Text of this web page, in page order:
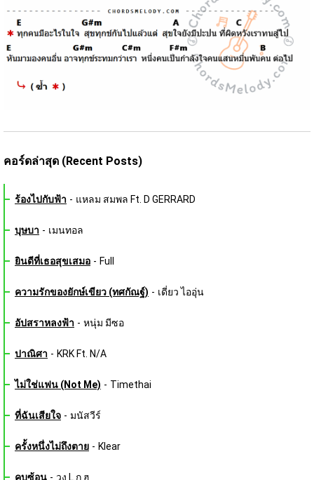
คอร์ดล่าสุด (Recent Posts)
ร้องไปกับฟ้า - แหลม สมพล Ft. D GERRARD
บุษบา - เมนทอล
ยินดีที่เธอสุขเสมอ - Full
ความรักของยักษ์เขียว (ทศกัณฐ์) - เดี่ยว ไออุ่น
อัปสราหลงฟ้า - หนุ่ม มีซอ
ปาณิศา - KRK Ft. N/A
ไม่ใช่แฟน (Not Me) - Timethai
ที่ฉันเสียใจ - มนัสวีร์
ครั้งหนึ่งไม่ถึงตาย - Klear
คบซ้อน - วง L.ก.ฮ